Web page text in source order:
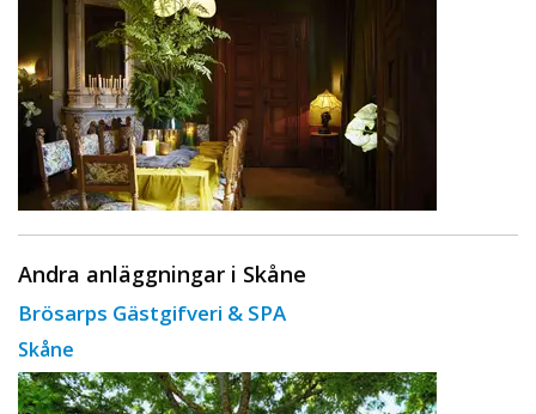
Andra anläggningar i Skåne
Brösarps Gästgifveri & SPA
Skåne